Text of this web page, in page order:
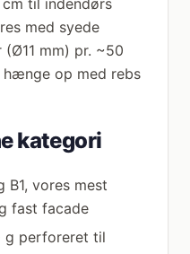
til indendørs
med syede
mm) pr. ~50
op med rebs
kategori
vores mest
fast facade
perforeret til